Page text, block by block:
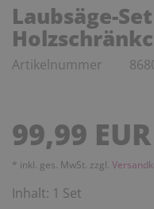
Laubsäge-
Artikelnummer
99,99 EUR
* inkl. ges. MwSt. zzgl.
Inhalt: 1 Set